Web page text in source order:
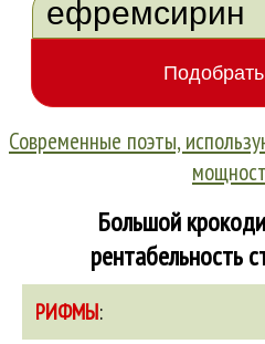
Современные поэты,
Большой
рентабельность
РИФМЫ: